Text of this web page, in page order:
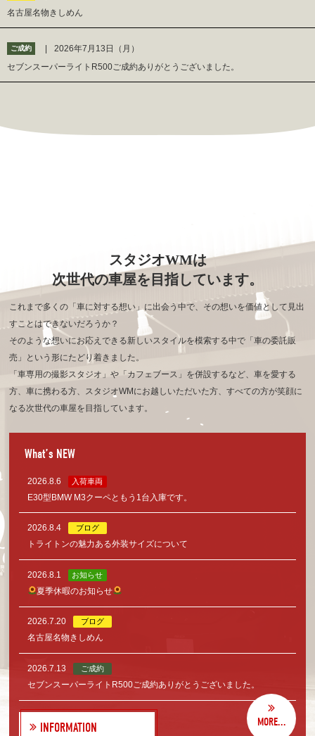
名古屋名物きしめん
ご成約
2026年7月13日（月）
セブンスーパーライトR500ご成約ありがとうございました。
スタジオWMは
次世代の車屋を目指しています。
これまで多くの「車に対する想い」に出会う中で、その想いを価値として見出
すことはできないだろうか？
そのような想いにお応えできる新しいスタイルを模索する中で「車の委託販
売」という形にたどり着きました。
「車専用の撮影スタジオ」や「カフェブース」を併設するなど、車を愛する
方、車に携わる方、 スタジオWMにお越しいただいた方、すべての方が笑顔に
なる次世代の車屋を目指しています。
What’s NEW
2026.8.6 入荷車両
E30型BMW M3クーペともう1台入庫です。
2026.8.4 ブログ
トライトンの魅力ある外装サイズについて
2026.8.1 お知らせ
夏季休暇のお知らせ
2026.7.20 ブログ
名古屋名物きしめん
2026.7.13 ご成約
セブンスーパーライトR500ご成約ありがとうございました。
MORE...
INFORMATION